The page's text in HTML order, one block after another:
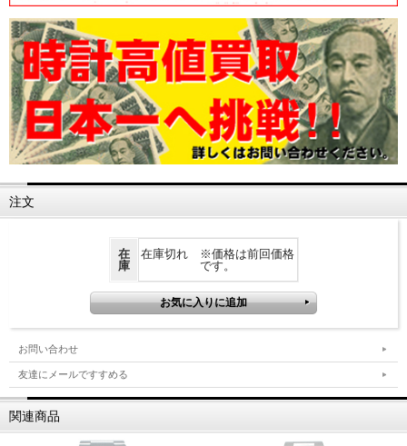
注文
在
庫
在庫切れ ※価格は前回価格
です。
お問い合わせ
友達にメールですすめる
関連商品